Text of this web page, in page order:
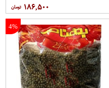
۱۸۶,۵۰۰
4%